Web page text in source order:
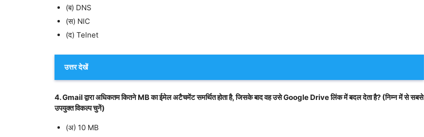
(ब) DNS
(स) NIC
(द) Telnet
उत्तर देखें
4. Gmail द्वारा अधिकतम कितने MB का ईमेल अटैचमेंट समर्थित होता है, जिसके बाद वह उसे Google Drive लिंक में बदल देता है? (निम्न में से सबसे
उपयुक्त विकल्प चुनें)
(अ) 10 MB